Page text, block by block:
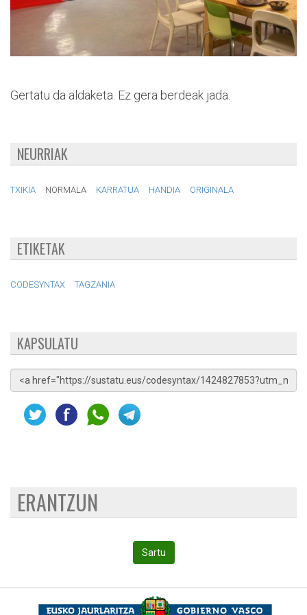
Gertatu da aldaketa. Ez gera berdeak jada.
NEURRIAK
TXIKIA NORMALA KARRATUA HANDIA ORIGINALA
ETIKETAK
CODESYNTAX TAGZANIA
KAPSULATU
ERANTZUN
Sartu